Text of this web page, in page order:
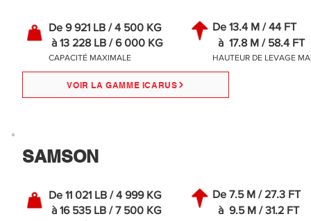
De 9 921 LB / 4 500 KG
à 13 228 LB / 6 000 KG
CAPACITÉ MAXIMALE
De 13.4 M / 44 FT
à 17.8 M / 58.4 FT
HAUTEUR DE LEVAGE
VOIR LA GAMME ICARUS
SAMSON
De 11 021 LB / 4 999 KG
à 16 535 LB / 7 500 KG
De 7.5 M / 27.3 FT
à 9.5 M / 31.2 FT